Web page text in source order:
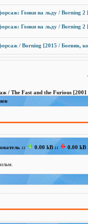
Гонки на льду / Borning 2
Гонки на льду / Borning 2
/ Borning [2015 / Боевик,
/ The Fast and the Furious
:: 0.00 kB :: 0.00